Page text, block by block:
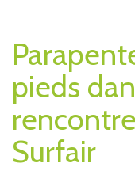
pieds
Surfair